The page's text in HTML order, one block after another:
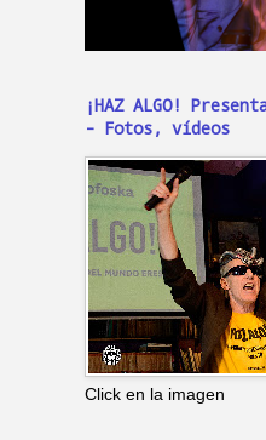
¡HAZ ALGO!
- Fotos, vídeos
Click en la imagen